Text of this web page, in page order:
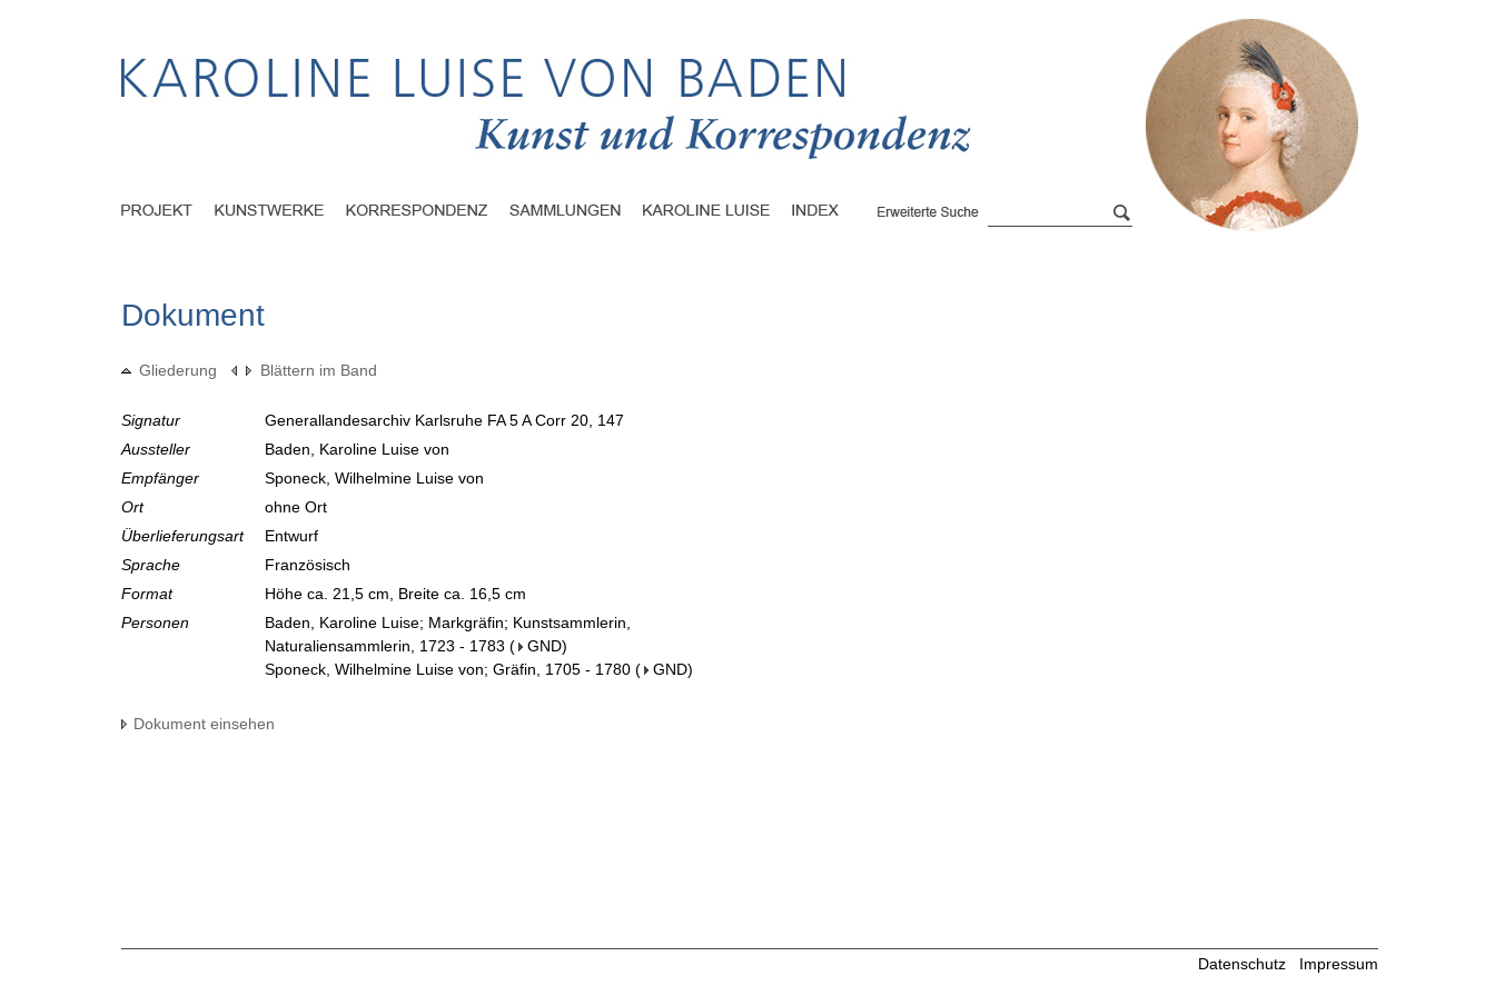
Dokument
Gliederung Blättern im Band
Signatur
Generallandesarchiv Karlsruhe FA 5 A Corr 20, 147
Aussteller
Baden, Karoline Luise von
Empfänger
Sponeck, Wilhelmine Luise von
Ort
ohne Ort
Überlieferungsart
Entwurf
Sprache
Französisch
Format
Höhe ca. 21,5 cm, Breite ca. 16,5 cm
Personen
Baden, Karoline Luise; Markgräfin; Kunstsammlerin,
Naturaliensammlerin, 1723 - 1783 ( GND)
Sponeck, Wilhelmine Luise von; Gräfin, 1705 - 1780 ( GND)
Dokument einsehen
Datenschutz Impressum